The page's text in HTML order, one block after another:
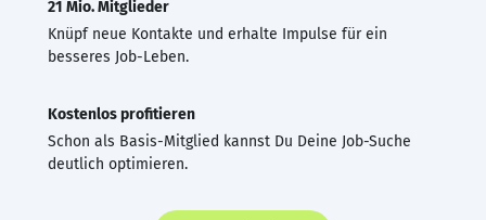
21 Mio. Mitglieder
Knüpf neue Kontakte und erhalte Impulse für ein
besseres Job-Leben.
Kostenlos profitieren
Schon als Basis-Mitglied kannst Du Deine Job-Suche
deutlich optimieren.